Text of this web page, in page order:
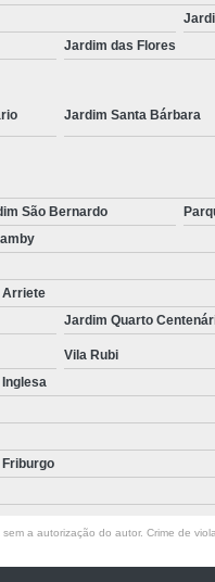
Jardim das Flores
Jardim Santa Bárbara
São Bernardo
Arriete
Jardim Quarto
Vila Rubi
Friburgo
a autorização do autor. Crime de